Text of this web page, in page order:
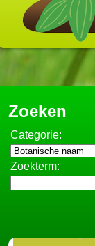
Zoeken
Categorie:
Zoekterm: